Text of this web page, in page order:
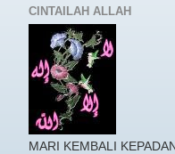
CINTAILAH ALLAH
MARI KEMBALI